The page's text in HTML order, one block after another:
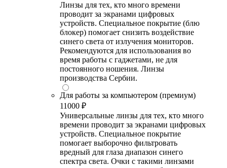
Линзы для тех, кто много времени
проводит за экранами цифровых
устройств. Специальное покрытие (блю
блокер) помогает снизить воздействие
синего света от излучения мониторов.
Рекомендуются для использования во
время работы с гаджетами, не для
постоянного ношения. Линзы
производства Сербии.
Для работы за компьютером (премиум)
11000 ₽
Универсальные линзы для тех, кто много
времени проводит за экранами цифровых
устройств. Специальное покрытие
помогает выборочно фильтровать
вредный для глаза диапазон синего
спектра света. Очки с такими линзами